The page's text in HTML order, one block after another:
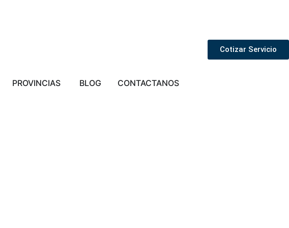
Cotizar Servicio
Abrir ELECTRICISTA EN LIMA
PROVINCIAS Abrir PROVINCIAS
BLOG CONTACTANOS